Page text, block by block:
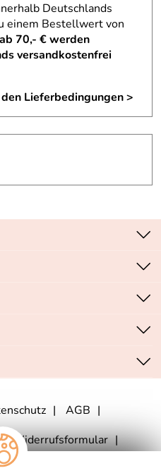
Deutschlands
einem Bestellwert von
70,- € werden
versandkostenfrei
Lieferbedingungen >
PayPal Express
AGB
Widerrufsformular